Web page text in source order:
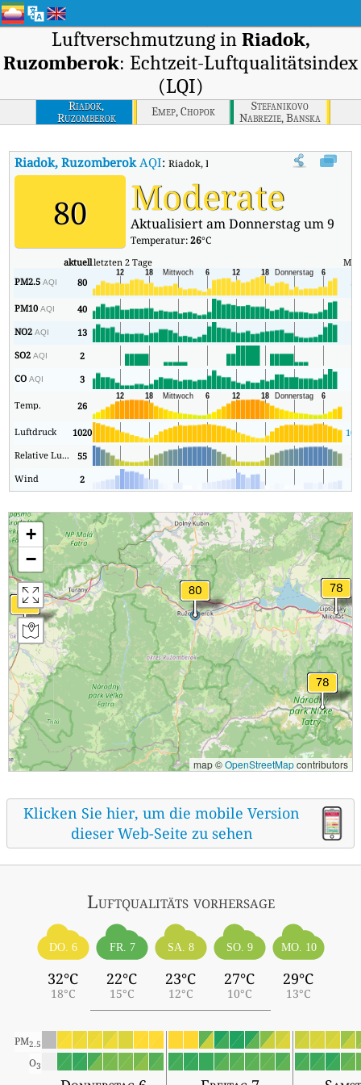
Luftverschmutzung in Riadok,
Ruzomberok: Echtzeit-Luftqualitätsindex
(LQI)
Riadok,
Ruzomberok
Emep, Chopok
Stefanikovo
Nabrezie, Banska
Bystrica
Riadok, RuzomberokAQI:Riadok, Ruzomberok Echtzeit-
80 Moderate
Aktualisiert am Donnerstag um 9
Temperatur:26°C
aktuellletzten 2 Tage
PM2.5AQI 80 50
PM10AQI 40
14
NO2AQI 13
SO2AQI 2
COAQI 3
Temp. 26 16
Luftdruck 1020
Relative Luftfeuchtigkeit
55
21
Wind
2
+
−
map ©OpenStreetMapcontributors
Klicken Sie hier, um die mobile Version
dieser Web-Seite zu sehen
Luftqualitäts vorhersage
DO. 6
32°C
18°C
FR. 7
22°C
15°C
SA. 8
23°C
12°C
SO. 9
27°C
10°C
MO. 10
29°C
13°C
PM2.5
O3